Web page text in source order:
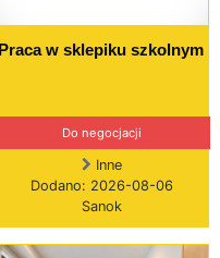
Praca w sklepiku szkolnym
Do negocjacji
Inne
Dodano: 2026-08-06
Sanok